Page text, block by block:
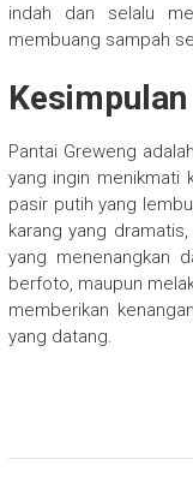
indah dan selalu
membuang sampah
Kesimpulan
Pantai Greweng
yang ingin menikmati
pasir putih yang
karang yang
yang menenangkan
berfoto, maupun
memberikan
yang datang.